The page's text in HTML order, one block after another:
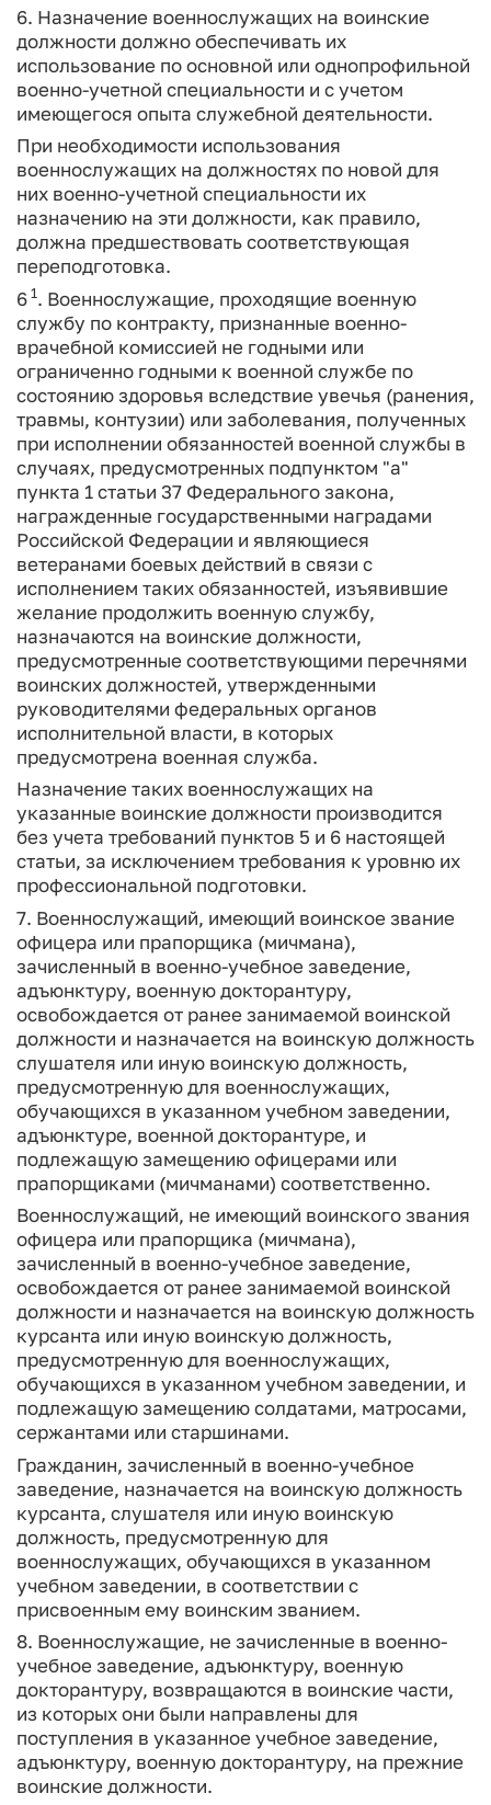
6. Назначение военнослужащих на воинские
должности должно обеспечивать их
использование по основной или однопрофильной
военно-учетной специальности и с учетом
имеющегося опыта служебной деятельности.
При необходимости использования
военнослужащих на должностях по новой для
них военно-учетной специальности их
назначению на эти должности, как правило,
должна предшествовать соответствующая
переподготовка.
6 1. Военнослужащие, проходящие военную
службу по контракту, признанные военно-
врачебной комиссией не годными или
ограниченно годными к военной службе по
состоянию здоровья вследствие увечья (ранения,
травмы, контузии) или заболевания, полученных
при исполнении обязанностей военной службы в
случаях, предусмотренных подпунктом "а"
пункта 1 статьи 37 Федерального закона,
награжденные государственными наградами
Российской Федерации и являющиеся
ветеранами боевых действий в связи с
исполнением таких обязанностей, изъявившие
желание продолжить военную службу,
назначаются на воинские должности,
предусмотренные соответствующими перечнями
воинских должностей, утвержденными
руководителями федеральных органов
исполнительной власти, в которых
предусмотрена военная служба.
Назначение таких военнослужащих на
указанные воинские должности производится
без учета требований пунктов 5 и 6 настоящей
статьи, за исключением требования к уровню их
профессиональной подготовки.
7. Военнослужащий, имеющий воинское звание
офицера или прапорщика (мичмана),
зачисленный в военно-учебное заведение,
адъюнктуру, военную докторантуру,
освобождается от ранее занимаемой воинской
должности и назначается на воинскую должность
слушателя или иную воинскую должность,
предусмотренную для военнослужащих,
обучающихся в указанном учебном заведении,
адъюнктуре, военной докторантуре, и
подлежащую замещению офицерами или
прапорщиками (мичманами) соответственно.
Военнослужащий, не имеющий воинского звания
офицера или прапорщика (мичмана),
зачисленный в военно-учебное заведение,
освобождается от ранее занимаемой воинской
должности и назначается на воинскую должность
курсанта или иную воинскую должность,
предусмотренную для военнослужащих,
обучающихся в указанном учебном заведении, и
подлежащую замещению солдатами, матросами,
сержантами или старшинами.
Гражданин, зачисленный в военно-учебное
заведение, назначается на воинскую должность
курсанта, слушателя или иную воинскую
должность, предусмотренную для
военнослужащих, обучающихся в указанном
учебном заведении, в соответствии с
присвоенным ему воинским званием.
8. Военнослужащие, не зачисленные в военно-
учебное заведение, адъюнктуру, военную
докторантуру, возвращаются в воинские части,
из которых они были направлены для
поступления в указанное учебное заведение,
адъюнктуру, военную докторантуру, на прежние
воинские должности.